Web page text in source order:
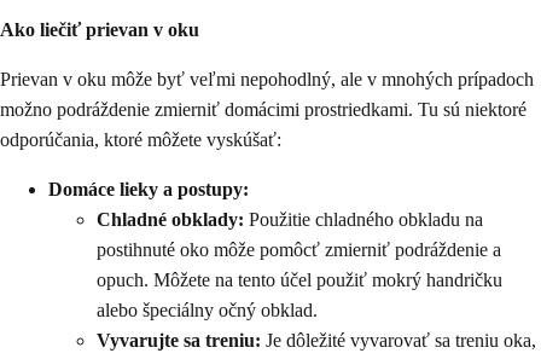
Ako liečiť prievan v oku
Prievan v oku môže byť veľmi nepohodlný, ale v mnohých prípadoch
možno podráždenie zmierniť domácimi prostriedkami. Tu sú niektoré
odporúčania, ktoré môžete vyskúšať:
Domáce lieky a postupy:
Chladné obklady: Použitie chladného obkladu na
postihnuté oko môže pomôcť zmierniť podráždenie a
opuch. Môžete na tento účel použiť mokrý handričku
alebo špeciálny očný obklad.
Vyvarujte sa treniu: Je dôležité vyvarovať sa treniu oka,